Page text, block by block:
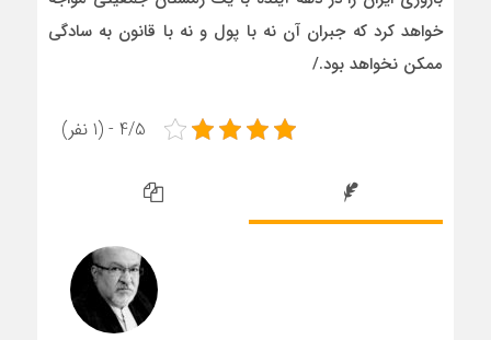
خواهد کرد که جبران آن نه با پول و نه با قانون‌ به سادگی
ممکن نخواهد بود./
4/5 - (1 نفر)